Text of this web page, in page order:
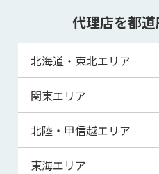
代理店を都
北海道・東北エリア
北海道
青森県
関東エリア
東京都
神奈川県
北陸・甲信越エリア
新潟県
東海エリア